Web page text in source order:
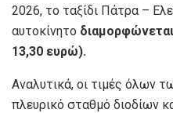
2026, το ταξίδι Πάτρα –
αυτοκίνητο
13,30 ευρώ).
Αναλυτικά, οι τιμές όλων
πλευρικό σταθμό διοδίων